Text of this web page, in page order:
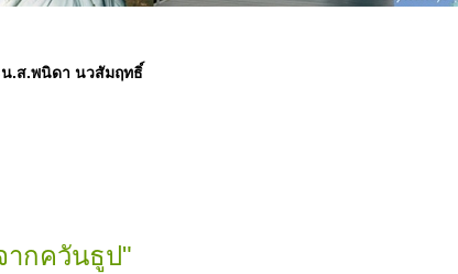
.ส.พนิดา นวสัมฤทธิ์
ากควันธูป"